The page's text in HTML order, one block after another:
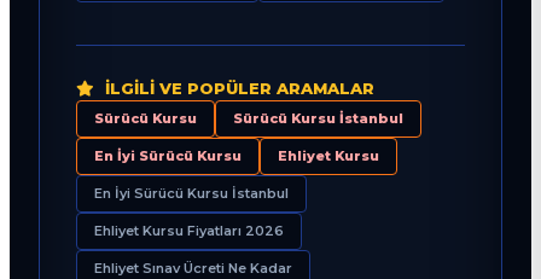
İLGILI VE POPÜLER ARAMALAR
Sürücü Kursu Sürücü Kursu İstanbul
En İyi Sürücü Kursu Ehliyet Kursu
En İyi Sürücü Kursu İstanbul
Ehliyet Kursu Fiyatları 2026
Ehliyet Sınav Ücreti Ne Kadar